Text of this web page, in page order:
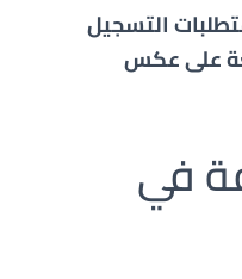
التسجيل
على عكس
في